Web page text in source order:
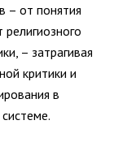
– от понятия
– затрагивая
критики и
в